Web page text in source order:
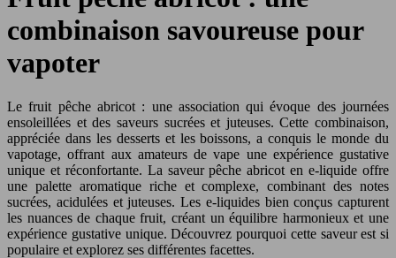
combinaison savoureuse pour
vapoter
Le fruit pêche abricot : une association qui évoque des journées
ensoleillées et des saveurs sucrées et juteuses. Cette combinaison,
appréciée dans les desserts et les boissons, a conquis le monde du
vapotage, offrant aux amateurs de vape une expérience gustative
unique et réconfortante. La saveur pêche abricot en e-liquide offre
une palette aromatique riche et complexe, combinant des notes
sucrées, acidulées et juteuses. Les e-liquides bien conçus capturent
les nuances de chaque fruit, créant un équilibre harmonieux et une
expérience gustative unique. Découvrez pourquoi cette saveur est si
populaire et explorez ses différentes facettes.